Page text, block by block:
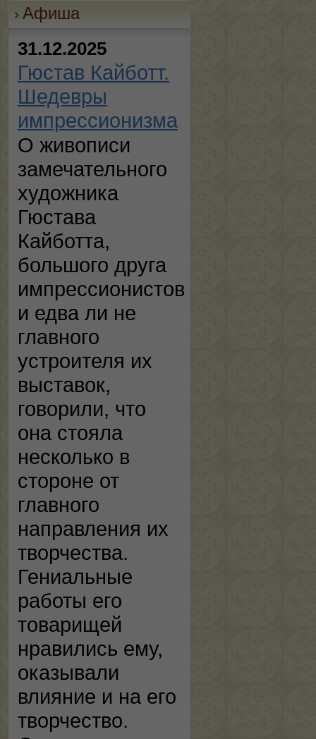
Афиша
31.12.2025
Гюстав Кайботт.
Шедевры
импрессионизма
О живописи
замечательного
художника
Гюстава
Кайботта,
большого друга
импрессионистов
и едва ли не
главного
устроителя их
выставок,
говорили, что
она стояла
несколько в
стороне от
главного
направления их
творчества.
Гениальные
работы его
товарищей
нравились ему,
оказывали
влияние и на его
творчество.